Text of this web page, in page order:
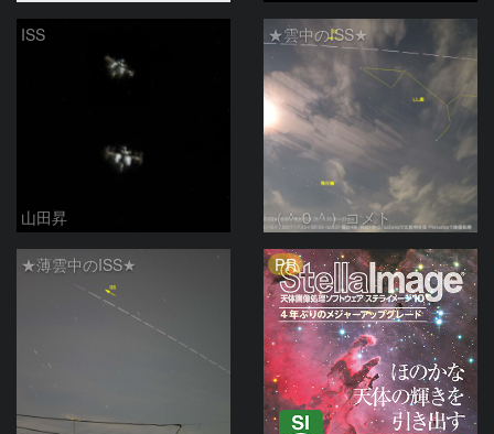
ISS
山田昇
★雲中のISS★
（＾０＾）コメト
★薄雲中のISS★ PR